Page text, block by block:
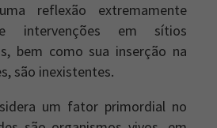
reflexão extremamente
intervenções em sítios
bem como sua inserção na
são inexistentes.
um fator primordial no